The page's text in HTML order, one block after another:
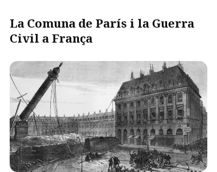
La Comuna de París i la Guerra
Civil a França